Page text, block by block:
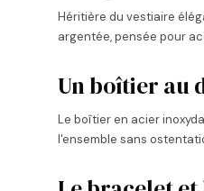
Héritière du vestiaire
argentée, pensée pour
Un boîtier au
Le boîtier en acier
l'ensemble sans